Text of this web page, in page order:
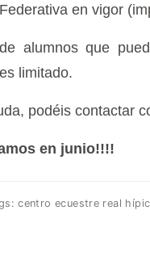
en vigor
alumnos que
limitado.
podéis contactar
en junio!!!!
centro ecuestre real